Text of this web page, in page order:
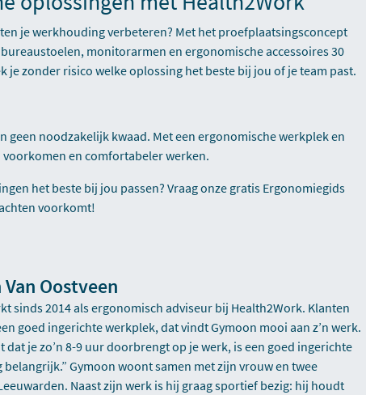
je werkhouding verbeteren? Met het proefplaatsingsconcept
monitorarmen en ergonomische accessoires 30
je zonder risico welke oplossing het beste bij jou of je team past.
geen noodzakelijk kwaad. Met een ergonomische werkplek en
en comfortabeler werken.
het beste bij jou passen? Vraag onze gratis Ergonomiegids
voorkomt!
Oostveen
sinds 2014 als ergonomisch adviseur bij Health2Work. Klanten
goed ingerichte werkplek, dat vindt Gymoon mooi aan z’n werk.
dat je zo’n 8-9 uur doorbrengt op je werk, is een goed ingerichte
Gymoon woont samen met zijn vrouw en twee
Naast zijn werk is hij graag sportief bezig: hij houdt